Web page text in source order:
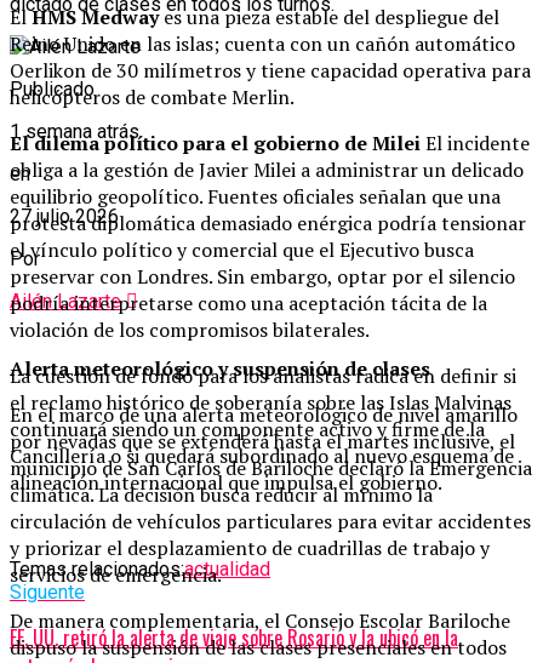
ElHMS Medwayes una pieza estable del despliegue del
Reino Unido en las islas; cuenta con un cañón automático
Oerlikon de 30 milímetros y tiene capacidad operativa para
helicópteros de combate Merlin.
El dilema político para el gobierno de MileiEl incidente
obliga a la gestión de Javier Milei a administrar un delicado
equilibrio geopolítico. Fuentes oficiales señalan que una
protesta diplomática demasiado enérgica podría tensionar
el vínculo político y comercial que el Ejecutivo busca
preservar con Londres. Sin embargo, optar por el silencio
podría interpretarse como una aceptación tácita de la
violación de los compromisos bilaterales.
La cuestión de fondo para los analistas radica en definir si
el reclamo histórico de soberanía sobre las Islas Malvinas
continuará siendo un componente activo y firme de la
Cancillería o si quedará subordinado al nuevo esquema de
alineación internacional que impulsa el gobierno.
Temas relacionados:actualidad
Siguente
EE. UU. retiró la alerta de viaje sobre Rosario y la ubicó en la
Publicado
1 semana atrás
en
27 julio 2026
Por
Ailén Lazarte
Alerta meteorológico y suspensión de clases
En el marco de una alerta meteorológico de nivel amarillo
por nevadas que se extenderá hasta el martes inclusive, el
municipio de San Carlos de Bariloche declaró la Emergencia
climática. La decisión busca reducir al mínimo la
circulación de vehículos particulares para evitar accidentes
y priorizar el desplazamiento de cuadrillas de trabajo y
servicios de emergencia.
De manera complementaria, el Consejo Escolar Bariloche
dispuso la suspensión de las clases presenciales en todos